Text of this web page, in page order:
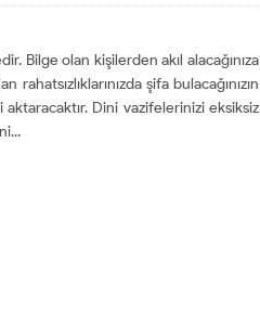
Bilge olan kişilerden akıl alacağınıza
şifa bulacağınızın
aktaracaktır. Dini vazifelerinizi eksiksiz